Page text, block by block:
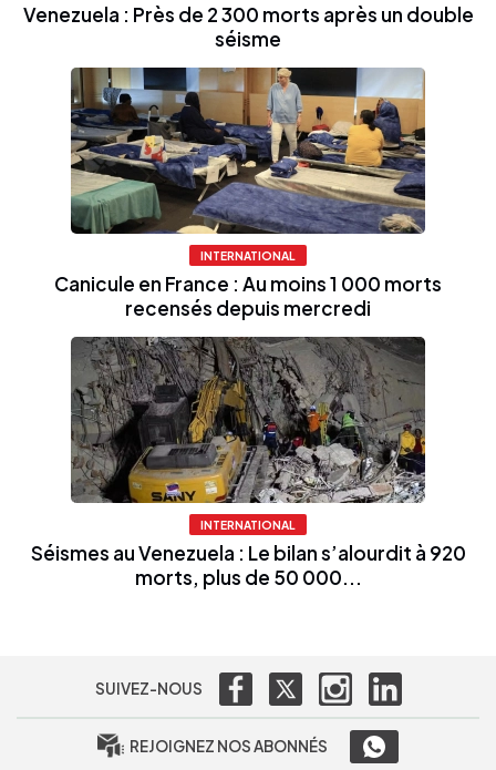
Venezuela : Près de 2 300 morts après un double
séisme
INTERNATIONAL
Canicule en France : Au moins 1 000 morts
recensés depuis mercredi
INTERNATIONAL
Séismes au Venezuela : Le bilan s’alourdit à 920
morts, plus de 50 000...
SUIVEZ-NOUS
REJOIGNEZ NOS ABONNÉS